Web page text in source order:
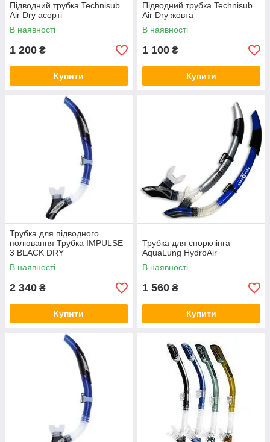
Підводний трубка Technisub
Air Dry асорті
В наявності
1 200 ₴
Купити
Підводний трубка Technisub
Air Dry жовта
В наявності
1 100 ₴
Купити
Трубка для підводного
полювання Трубка IMPULSE
3 BLACK DRY
В наявності
2 340 ₴
Купити
Трубка для снорклінга
AquaLung HydroAir
В наявності
1 560 ₴
Купити